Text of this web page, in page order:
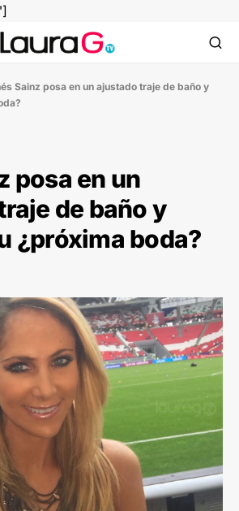
Sainz posa en un ajustado traje de baño y
posa en un
de baño y
¿próxima boda?